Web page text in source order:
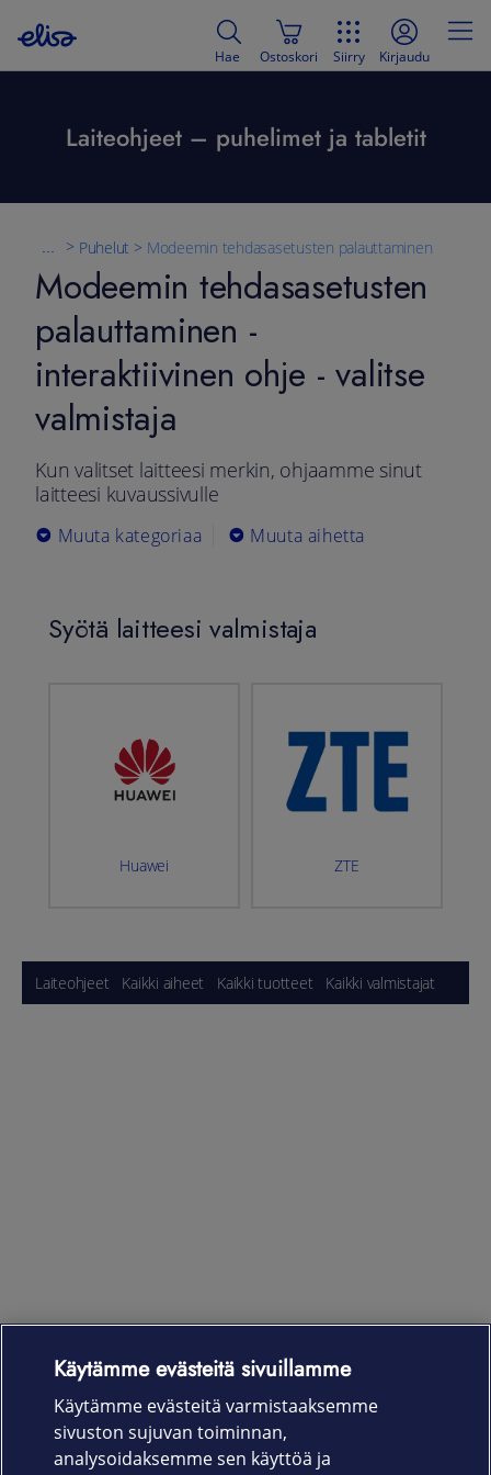
Hae Ostoskori Siirry Kirjaudu
Laiteohjeet – puhelimet ja tabletit
Laitteet & liittymät
Palvelut
Käytämme evästeitä sivuillamme
Käytämme evästeitä varmistaaksemme
sivuston sujuvan toiminnan,
analysoidaksemme sen käyttöä ja